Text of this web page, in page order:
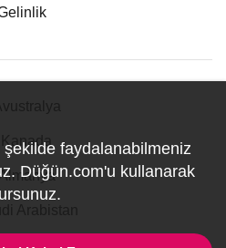
Kanada
faydalanabilmeniz
Düğün.com'u kullanarak